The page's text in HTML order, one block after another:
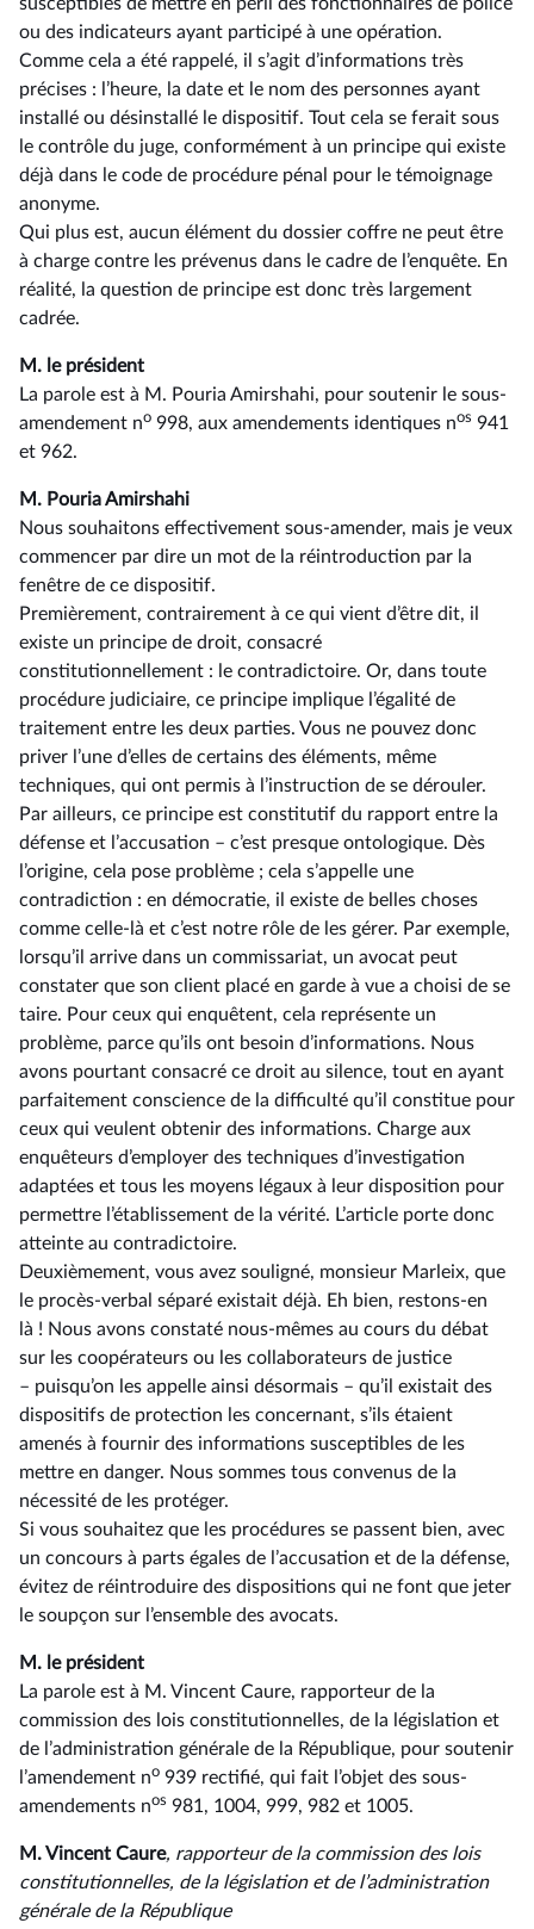
ou des indicateurs ayant participé à une opération.
Comme cela a été rappelé, il s’agit d’informations très
précises : l’heure, la date et le nom des personnes ayant
installé ou désinstallé le dispositif. Tout cela se ferait sous
le contrôle du juge, conformément à un principe qui existe
déjà dans le code de procédure pénal pour le témoignage
anonyme.
Qui plus est, aucun élément du dossier coffre ne peut être
à charge contre les prévenus dans le cadre de l’enquête. En
réalité, la question de principe est donc très largement
cadrée.
M. le président
La parole est à M. Pouria Amirshahi, pour soutenir le sous-
amendement no 998, aux amendements identiques nos 941
et 962.
M. Pouria Amirshahi
Nous souhaitons effectivement sous-amender, mais je veux
commencer par dire un mot de la réintroduction par la
fenêtre de ce dispositif.
Premièrement, contrairement à ce qui vient d’être dit, il
existe un principe de droit, consacré
constitutionnellement : le contradictoire. Or, dans toute
procédure judiciaire, ce principe implique l’égalité de
traitement entre les deux parties. Vous ne pouvez donc
priver l’une d’elles de certains des éléments, même
techniques, qui ont permis à l’instruction de se dérouler.
Par ailleurs, ce principe est constitutif du rapport entre la
défense et l’accusation –⁠ c’est presque ontologique. Dès
l’origine, cela pose problème ; cela s’appelle une
contradiction : en démocratie, il existe de belles choses
comme celle-là et c’est notre rôle de les gérer. Par exemple,
lorsqu’il arrive dans un commissariat, un avocat peut
constater que son client placé en garde à vue a choisi de se
taire. Pour ceux qui enquêtent, cela représente un
problème, parce qu’ils ont besoin d’informations. Nous
avons pourtant consacré ce droit au silence, tout en ayant
parfaitement conscience de la difficulté qu’il constitue pour
ceux qui veulent obtenir des informations. Charge aux
enquêteurs d’employer des techniques d’investigation
adaptées et tous les moyens légaux à leur disposition pour
permettre l’établissement de la vérité. L’article porte donc
atteinte au contradictoire.
Deuxièmement, vous avez souligné, monsieur Marleix, que
le procès-verbal séparé existait déjà. Eh bien, restons-en
là ! Nous avons constaté nous-mêmes au cours du débat
sur les coopérateurs ou les collaborateurs de justice
–⁠ puisqu’on les appelle ainsi désormais – qu’il existait des
dispositifs de protection les concernant, s’ils étaient
amenés à fournir des informations susceptibles de les
mettre en danger. Nous sommes tous convenus de la
nécessité de les protéger.
Si vous souhaitez que les procédures se passent bien, avec
un concours à parts égales de l’accusation et de la défense,
évitez de réintroduire des dispositions qui ne font que jeter
le soupçon sur l’ensemble des avocats.
M. le président
La parole est à M. Vincent Caure, rapporteur de la
commission des lois constitutionnelles, de la législation et
de l’administration générale de la République, pour soutenir
l’amendement no 939 rectifié, qui fait l’objet des sous-
amendements nos 981, 1004, 999, 982 et 1005.
M. Vincent Caure, rapporteur de la commission des lois
constitutionnelles, de la législation et de l’administration
générale de la République